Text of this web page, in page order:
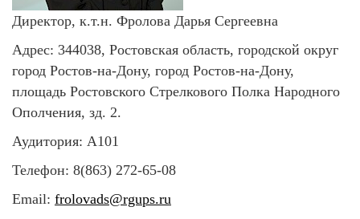
Директор, к.т.н. Фролова Дарья Сергеевна
Адрес: 344038, Ростовская область, городской округ
город Ростов-на-Дону, город Ростов-на-Дону,
площадь Ростовского Стрелкового Полка Народного
Ополчения, зд. 2.
Аудитория: А101
Телефон: 8(863) 272-65-08
Email: frolovads@rgups.ru